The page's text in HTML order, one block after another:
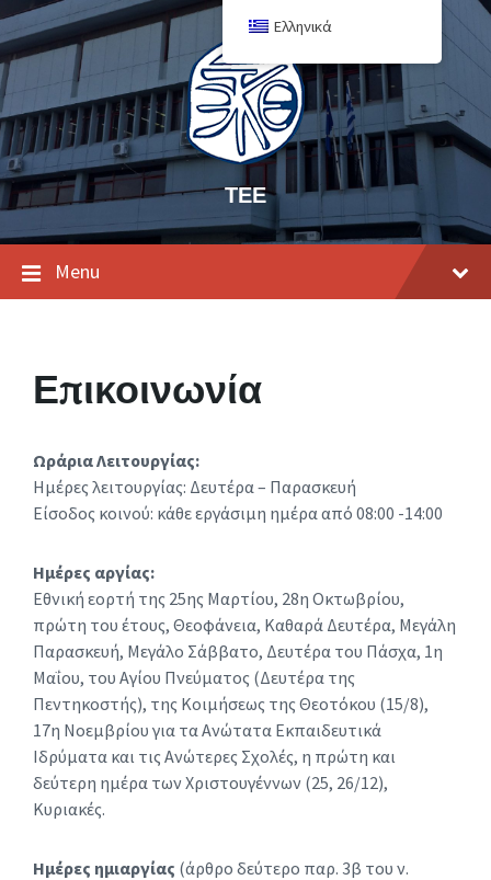
ΤΕΕ
Menu
Επικοινωνία
Ωράρια Λειτουργίας:
Ημέρες λειτουργίας: Δευτέρα – Παρασκευή
Είσοδος κοινού: κάθε εργάσιμη ημέρα από 08:00 -14:00
Ημέρες αργίας:
Εθνική εορτή της 25ης Μαρτίου, 28η Οκτωβρίου,
πρώτη του έτους, Θεοφάνεια, Καθαρά Δευτέρα, Μεγάλη
Παρασκευή, Μεγάλο Σάββατο, Δευτέρα του Πάσχα, 1η
Μαΐου, του Αγίου Πνεύματος (Δευτέρα της
Πεντηκοστής), της Κοιμήσεως της Θεοτόκου (15/8),
17η Νοεμβρίου για τα Ανώτατα Εκπαιδευτικά
Ιδρύματα και τις Ανώτερες Σχολές, η πρώτη και
δεύτερη ημέρα των Χριστουγέννων (25, 26/12),
Κυριακές.
Ημέρες ημιαργίας (άρθρο δεύτερο παρ. 3β του ν.
Ελληνικά